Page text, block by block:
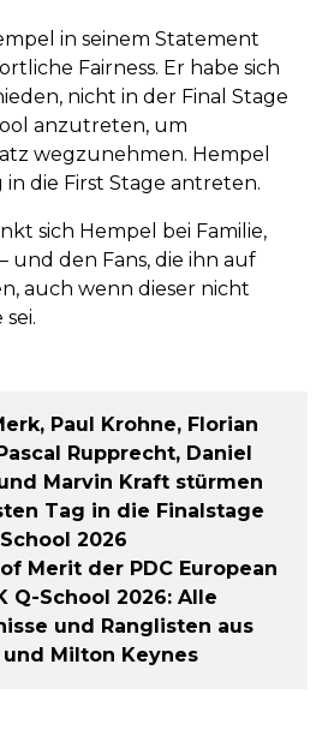
in seinem Statement
Fairness. Er habe sich
nicht in der Final Stage
anzutreten, um
wegzunehmen. Hempel
die First Stage antreten.
sich Hempel bei Familie,
und den Fans, die ihn auf
auch wenn dieser nicht
Paul Krohne, Florian
Rupprecht, Daniel
Marvin Kraft stürmen
Tag in die Finalstage
2026
Merit der PDC European
Q-School 2026: Alle
und Ranglisten aus
und Milton Keynes